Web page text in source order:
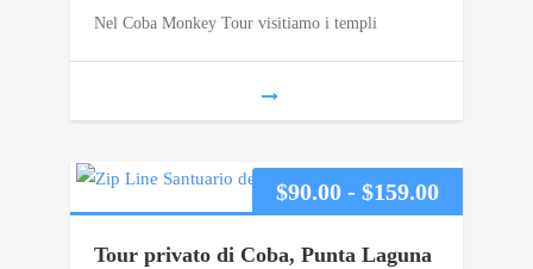
a
$189.00
Nel Coba Monkey Tour visitiamo i templi
$90.00 - $159.00Fascia
Tour privato di Coba, Punta Laguna